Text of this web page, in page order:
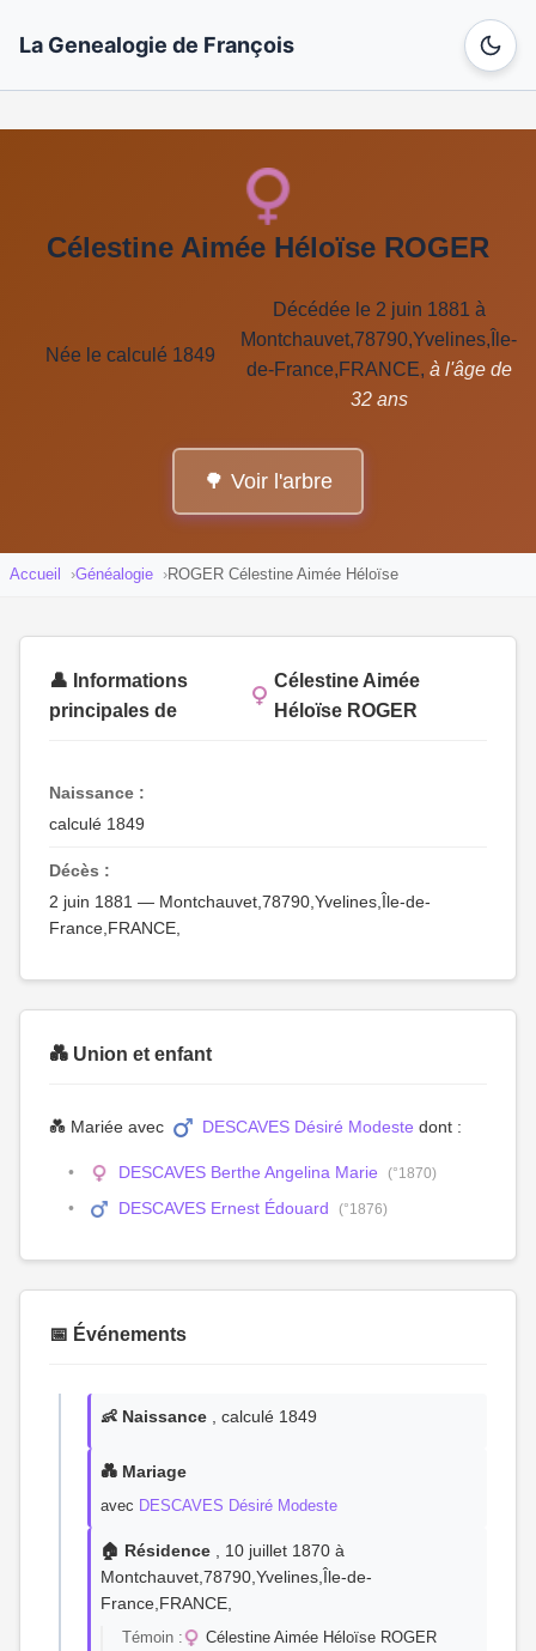
La Genealogie de François
Célestine Aimée Héloïse ROGER
Née le calculé 1849
Décédée le 2 juin 1881 à
Montchauvet,78790,Yvelines,Île-
de-France,FRANCE, à l'âge de
32 ans
🌳 Voir l'arbre
Accueil Généalogie ROGER Célestine Aimée Héloïse
👤 Informations
principales de
Célestine Aimée
Héloïse ROGER
Naissance :
calculé 1849
Décès :
2 juin 1881 — Montchauvet,78790,Yvelines,Île-de-
France,FRANCE,
💑 Union et enfant
💑 Mariée avec DESCAVES Désiré Modeste dont :
DESCAVES Berthe Angelina Marie (°1870)
DESCAVES Ernest Édouard (°1876)
📅 Événements
👶 Naissance , calculé 1849
💑 Mariage
avec DESCAVES Désiré Modeste
🏠 Résidence , 10 juillet 1870 à
Montchauvet,78790,Yvelines,Île-de-
France,FRANCE,
Témoin : Célestine Aimée Héloïse ROGER